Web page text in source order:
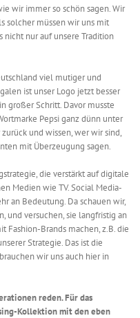
wir immer so schön sagen. Wir
solcher müssen wir uns mit
nicht nur auf unsere Tradition
viel mutiger und
ist unser Logo jetzt besser
großer Schritt. Davor musste
Pepsi ganz dünn unter
und wissen, wer wir sind,
mit Überzeugung sagen.
die verstärkt auf digitale
Medien wie TV. Social Media-
an Bedeutung. Da schauen wir,
und versuchen, sie langfristig an
Fashion-Brands machen, z.B. die
Strategie. Das ist die
wir uns auch hier in
reden. Für das
Kollektion mit den eben